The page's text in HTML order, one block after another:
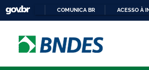
COMUNICA BR ACESSO À